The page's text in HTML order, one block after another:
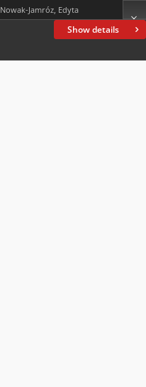
Show details
Nowak-Jamróz, Edyta